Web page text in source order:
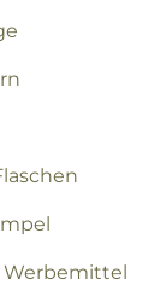
Werbemittel